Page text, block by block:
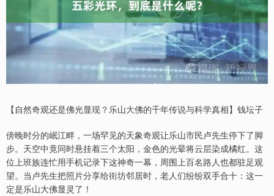
【自然奇观还是佛光显现？乐山大佛的千年传说与科学真相】钱坛子
傍晚时分的岷江畔，一场罕见的天象奇观让乐山市民卢先生停下了脚
步。天空中竟同时悬挂着三个太阳，金色的光晕将云层染成橘红。这
位上班族连忙用手机记录下这神奇一幕，周围上百名路人也都驻足观
望。当卢先生把照片分享给街坊邻居时，老人们纷纷双手合十：这一
定是乐山大佛显灵了！